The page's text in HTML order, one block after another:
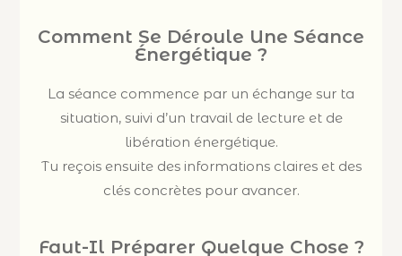
Comment Se Déroule Une Séance
Énergétique ?
La séance commence par un échange sur ta
situation, suivi d’un travail de lecture et de
libération énergétique.
Tu reçois ensuite des informations claires et des
clés concrètes pour avancer.
Faut-Il Préparer Quelque Chose ?